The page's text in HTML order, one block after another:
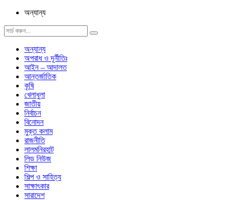
অন্যান্য
অন্যান্য
অপরাধ ও দূর্নীতিঃ
আইন – আদালত
আন্তর্জাতিক
কৃষি
খেলাধুলা
জাতীয়
নির্বাচন
বিনোদন
মুক্ত কলাম
রাজনীতি
লালমনিরহাট
লিড নিউজ
শিক্ষা
শিল্প ও সাহিত্য
সাক্ষাৎকার
সারাদেশ